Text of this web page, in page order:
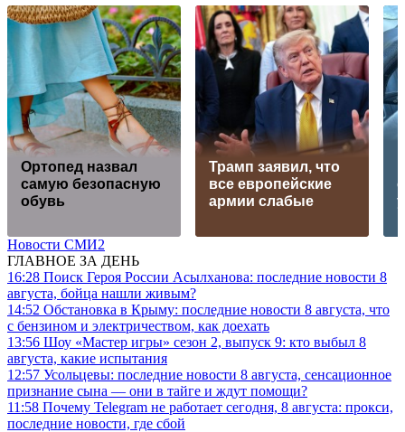
Ортопед назвал
самую безопасную
обувь
Трамп заявил, что
все европейские
армии слабые
Новости СМИ2
ГЛАВНОЕ ЗА ДЕНЬ
16:28 Поиск Героя России Асылханова: последние новости 8
августа, бойца нашли живым?
14:52 Обстановка в Крыму: последние новости 8 августа, что
с бензином и электричеством, как доехать
13:56 Шоу «Мастер игры» сезон 2, выпуск 9: кто выбыл 8
августа, какие испытания
12:57 Усольцевы: последние новости 8 августа, сенсационное
признание сына — они в тайге и ждут помощи?
11:58 Почему Telegram не работает сегодня, 8 августа: прокси,
последние новости, где сбой